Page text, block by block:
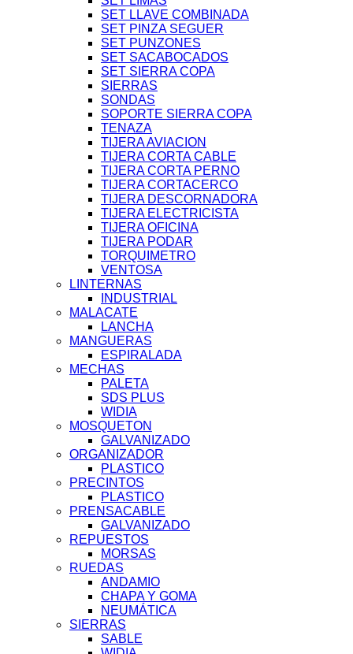
SET LLAVE COMBINADA
SET PINZA SEGUER
SET PUNZONES
SET SACABOCADOS
SET SIERRA COPA
SIERRAS
SONDAS
SOPORTE SIERRA COPA
TENAZA
TIJERA AVIACION
TIJERA CORTA CABLE
TIJERA CORTA PERNO
TIJERA CORTACERCO
TIJERA DESCORNADORA
TIJERA ELECTRICISTA
TIJERA OFICINA
TIJERA PODAR
TORQUIMETRO
VENTOSA
LINTERNAS
INDUSTRIAL
MALACATE
LANCHA
MANGUERAS
ESPIRALADA
MECHAS
PALETA
SDS PLUS
WIDIA
MOSQUETON
GALVANIZADO
ORGANIZADOR
PLASTICO
PRECINTOS
PLASTICO
PRENSACABLE
GALVANIZADO
REPUESTOS
MORSAS
RUEDAS
ANDAMIO
CHAPA Y GOMA
NEUMÁTICA
SIERRAS
SABLE